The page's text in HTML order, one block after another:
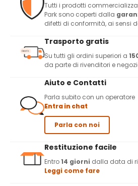
Tutti i prodotti
Park sono coperti dalla
difetti di conformità, ai sensi
Trasporto gratis
Su tutti gli ordini superiori a
da parte di rivenditori e
Aiuto e Contatti
Parla subito con un operatore
Entra in chat
Parla con noi
Restituzione facile
Entro14 giorni dalla data di
Leggi come fare